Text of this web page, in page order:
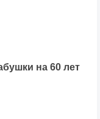
на 60 лет